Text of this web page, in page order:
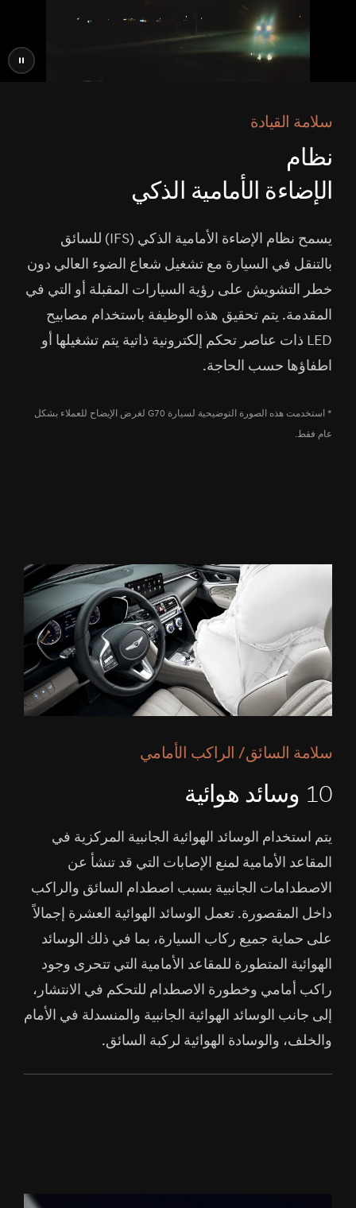
إيقاف
الفيديو
سلامة القيادة
نظام
الإضاءة الأمامية الذكي
يسمح نظام الإضاءة الأمامية الذكي (IFS) للسائق
بالتنقل في السيارة مع تشغيل شعاع الضوء العالي دون
خطر التشويش على رؤية السيارات المقبلة أو التي في
المقدمة. يتم تحقيق هذه الوظيفة باستخدام مصابيح
LED ذات عناصر تحكم إلكترونية ذاتية يتم تشغيلها أو
اطفاؤها حسب الحاجة.
* استخدمت هذه الصورة التوضيحية لسيارة G70 لغرض الإيضاح للعملاء بشكل
عام فقط.
سلامة السائق/ الراكب الأمامي
10 وسائد هوائية
يتم استخدام الوسائد الهوائية الجانبية المركزية في
المقاعد الأمامية لمنع الإصابات التي قد تنشأ عن
الاصطدامات الجانبية بسبب اصطدام السائق والراكب
داخل المقصورة. تعمل الوسائد الهوائية العشرة إجمالاً
على حماية جميع ركاب السيارة، بما في ذلك الوسائد
الهوائية المتطورة للمقاعد الأمامية التي تتحرى وجود
راكب أمامي وخطورة الاصطدام للتحكم في الانتشار،
إلى جانب الوسائد الهوائية الجانبية والمنسدلة في الأمام
والخلف، والوسادة الهوائية لركبة السائق.